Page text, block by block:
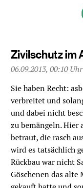
Zivilschutz im
06.09.2013, 00:10 Uhr
Sie haben Recht:
verbreitet und
und dabei nicht
zu bemängeln.
betraut, die rasch
wird es tatsächlich
Rückbau war nicht
Göschenen das